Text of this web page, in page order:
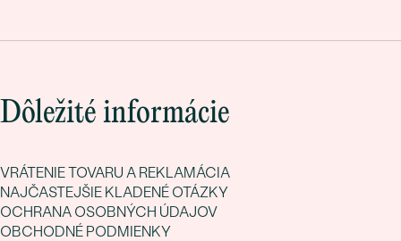
Dôležité informácie
VRÁTENIE TOVARU A REKLAMÁCIA
NAJČASTEJŠIE KLADENÉ OTÁZKY
OCHRANA OSOBNÝCH ÚDAJOV
OBCHODNÉ PODMIENKY